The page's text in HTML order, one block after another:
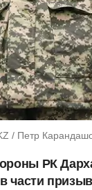
/ Петр
РК
части